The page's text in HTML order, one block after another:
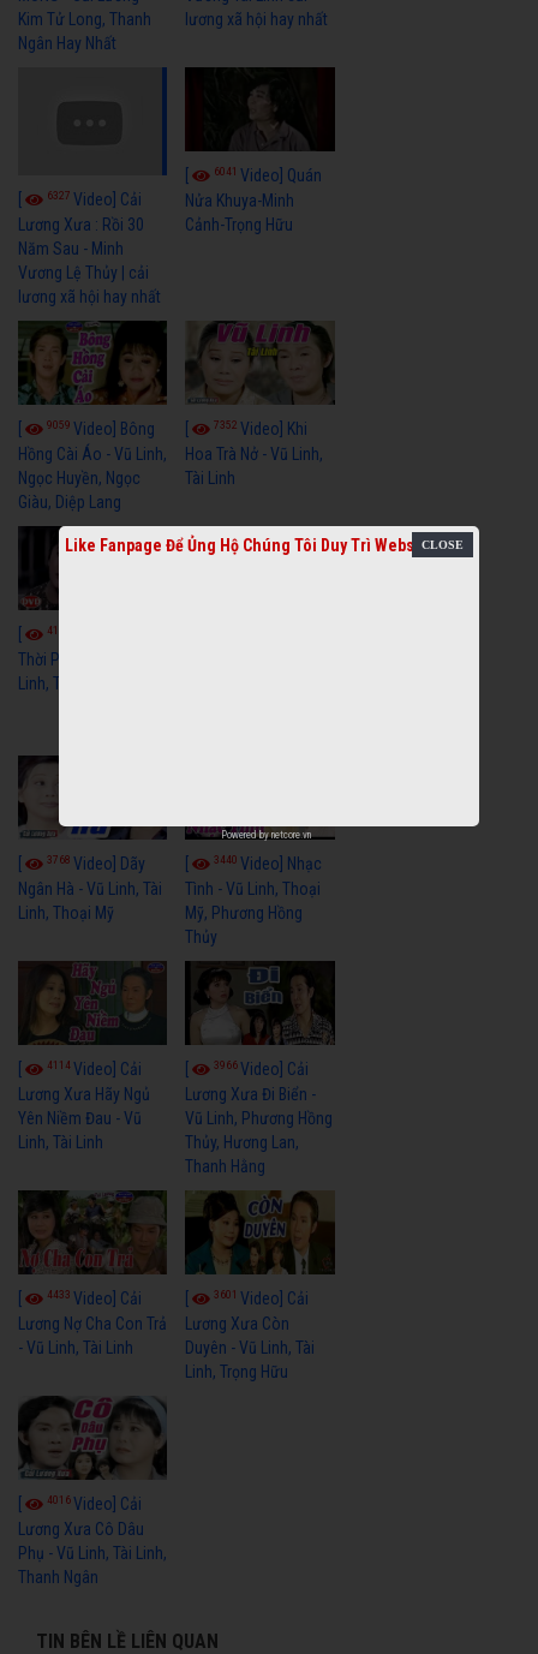
Kim Tử Long, Thanh
Ngân Hay Nhất
lương xã hội hay nhất
6327 Video] Cải
Lương Xưa : Rồi 30
Năm Sau - Minh
Vương Lệ Thủy | cải
lương xã hội hay nhất
6041Video] Quán
Nửa Khuya-Minh
Cảnh-Trọng Hữu
9059 Video] Bông
Hồng Cài Áo - Vũ Linh,
Ngọc Huyền, Ngọc
Giàu, Diệp Lang
7352Video] Khi
Hoa Trà Nở - Vũ Linh,
Tài Linh
4110
Thời Phóng Đãng - Vũ
Linh, Tài Linh, Chí Linh
3768 Video] Dãy
Ngân Hà - Vũ Linh, Tài
Linh, Thoại Mỹ
3440Video] Nhạc
Tình - Vũ Linh, Thoại
Mỹ, Phương Hồng
Thủy
4114Video] Cải
Lương Xưa Hãy Ngủ
Yên Niềm Đau - Vũ
Linh, Tài Linh
3966Video] Cải
Lương Xưa Đi Biển -
Vũ Linh, Phương Hồng
Thủy, Hương Lan,
Thanh Hằng
4433 Video] Cải
Lương Nợ Cha Con Trả
- Vũ Linh, Tài Linh
3601Video] Cải
Lương Xưa Còn
Duyên - Vũ Linh, Tài
Linh, Trọng Hữu
[ 4016Video] Cải
Lương Xưa Cô Dâu
Phụ - Vũ Linh, Tài Linh,
Thanh Ngân
TIN BÊN LỀ LIÊN QUAN
Like Fanpage Để Ủng Hộ Chúng Tôi Duy Trì Website
Powered bynetcore.vn